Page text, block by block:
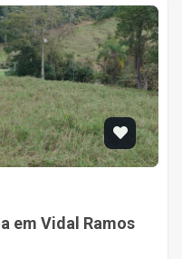
em Vidal Ramos